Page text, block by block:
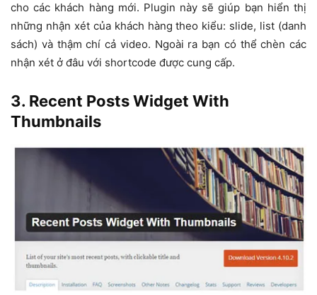
cho các khách hàng mới. Plugin này sẽ giúp bạn hiển thị
những nhận xét của khách hàng theo kiểu: slide, list (danh
sách) và thậm chí cả video. Ngoài ra bạn có thể chèn các
nhận xét ở đâu với shortcode được cung cấp.
3. Recent Posts Widget With
Thumbnails